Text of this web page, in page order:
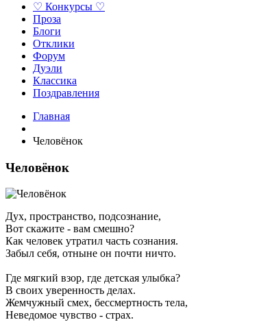
♡ Конкурсы ♡
Проза
Блоги
Отклики
Форум
Дуэли
Классика
Поздравления
Главная
Человёнок
Человёнок
Дух, пространство, подсознание,
Вот скажите - вам смешно?
Как человек утратил часть сознания.
Забыл себя, отныне он почти ничто.
Где мягкий взор, где детская улыбка?
В своих уверенность делах.
Жемчужный смех, бессмертность тела,
Неведомое чувство - страх.